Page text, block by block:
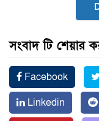
সংবাদ টি শেয়ার
Facebook
Linkedin